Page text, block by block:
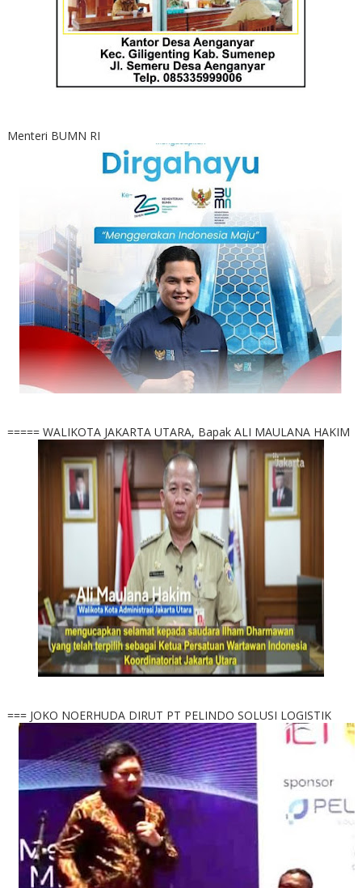
Menteri BUMN RI
===== WALIKOTA JAKARTA UTARA, Bapak ALI MAULANA HAKIM
=== JOKO NOERHUDA DIRUT PT PELINDO SOLUSI LOGISTIK